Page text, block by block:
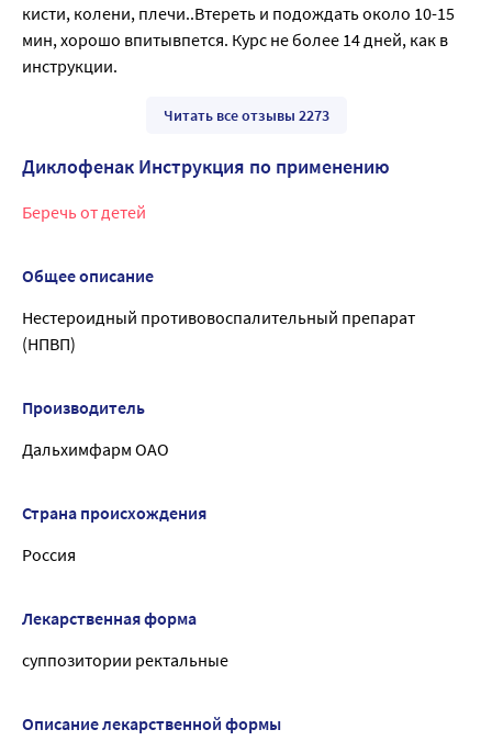
кисти, колени, плечи..Втереть и подождать около 10-15
мин, хорошо впитывпется. Курс не более 14 дней, как в
инструкции.
Читать все отзывы 2273
Диклофенак Инструкция по применению
Беречь от детей
Общее описание
Нестероидный противовоспалительный препарат
(НПВП)
Производитель
Дальхимфарм ОАО
Страна происхождения
Россия
Лекарственная форма
суппозитории ректальные
Описание лекарственной формы